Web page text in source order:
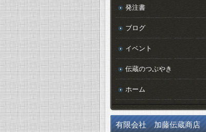
発注書
ブログ
イベント
伝蔵のつぶやき
ホーム
有限会社 加藤伝蔵商店